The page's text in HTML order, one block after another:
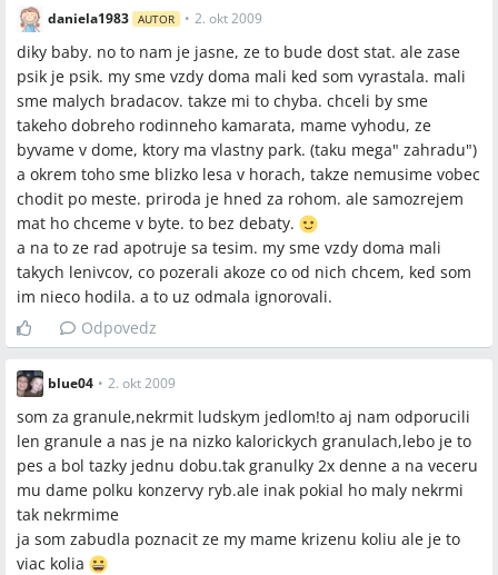
daniela1983 AUTOR • 2. okt 2009
diky baby. no to nam je jasne, ze to bude dost stat. ale zase
psik je psik. my sme vzdy doma mali ked som vyrastala. mali
sme malych bradacov. takze mi to chyba. chceli by sme
takeho dobreho rodinneho kamarata, mame vyhodu, ze
byvame v dome, ktory ma vlastny park. (taku mega" zahradu")
a okrem toho sme blizko lesa v horach, takze nemusime vobec
chodit po meste. priroda je hned za rohom. ale samozrejem
mat ho chceme v byte. to bez debaty.
a na to ze rad apotruje sa tesim. my sme vzdy doma mali
takych lenivcov, co pozerali akoze co od nich chcem, ked som
im nieco hodila. a to uz odmala ignorovali.
Odpovedz
blue04 • 2. okt 2009
som za granule,nekrmit ludskym jedlom!to aj nam odporucili
len granule a nas je na nizko kalorickych granulach,lebo je to
pes a bol tazky jednu dobu.tak granulky 2x denne a na veceru
mu dame polku konzervy ryb.ale inak pokial ho maly nekrmi
tak nekrmime
ja som zabudla poznacit ze my mame krizenu koliu ale je to
viac kolia